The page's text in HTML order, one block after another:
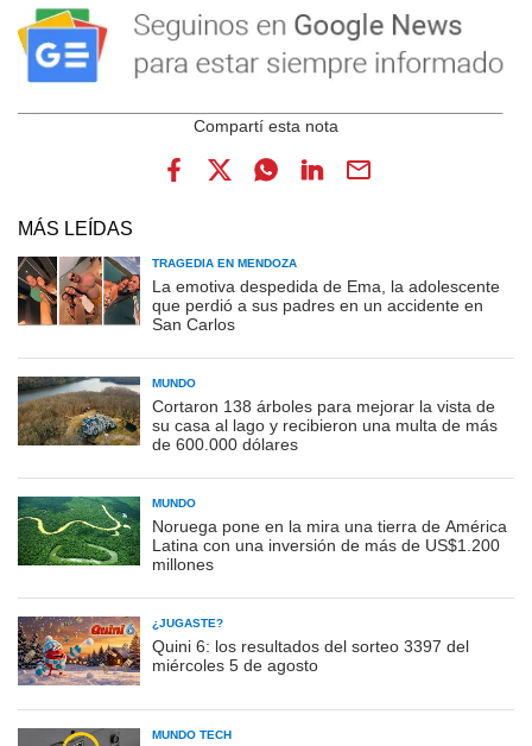
MÁS LEÍDAS
TRAGEDIA EN MENDOZA
La emotiva despedida de Ema, la adolescente
que perdió a sus padres en un accidente en
San Carlos
MUNDO
Cortaron 138 árboles para mejorar la vista de
su casa al lago y recibieron una multa de más
de 600.000 dólares
MUNDO
Noruega pone en la mira una tierra de América
Latina con una inversión de más de US$1.200
millones
¿JUGASTE?
Quini 6: los resultados del sorteo 3397 del
miércoles 5 de agosto
MUNDO TECH